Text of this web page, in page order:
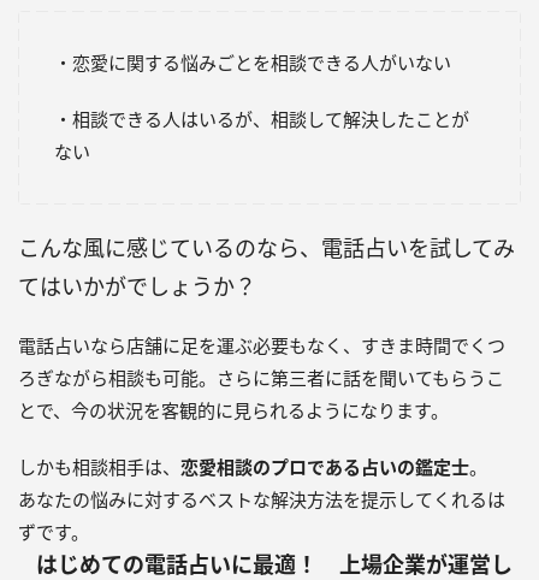
・恋愛に関する悩みごとを相談できる人がいない
・相談できる人はいるが、相談して解決したことが
ない
こんな風に感じているのなら、電話占いを試してみ
てはいかがでしょうか？
電話占いなら店舗に足を運ぶ必要もなく、すきま時間でくつ
ろぎながら相談も可能。さらに第三者に話を聞いてもらうこ
とで、今の状況を客観的に見られるようになります。
しかも相談相手は、 恋愛相談のプロである占いの鑑定士。
あなたの悩みに対するベストな解決方法を提示してくれるは
ずです。
はじめての電話占いに最適！ 上場企業が運営し